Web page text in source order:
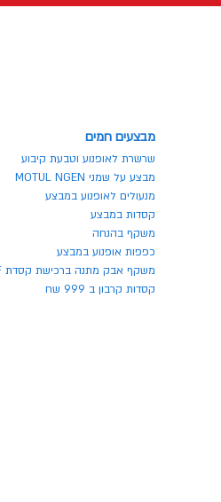
מבצעים חמים
שרשרת לאופנוע וטבעת קיבוע
מבצע על שמני MOTUL NGEN
מנעולים לאופנוע במבצע
קסדות במבצע
משקף בהנחה
כפפות אופנוע במבצע
משקף אבק מתנה ברכישת קסדת WOLF
קסדות קרבון ב 999 שח